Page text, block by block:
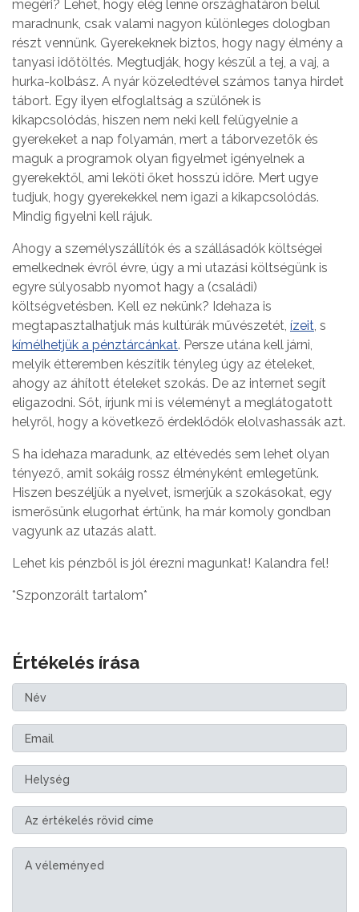
megéri? Lehet, hogy elég lenne országhatáron belül
maradnunk, csak valami nagyon különleges dologban
részt vennünk. Gyerekeknek biztos, hogy nagy élmény a
tanyasi időtöltés. Megtudják, hogy készül a tej, a vaj, a
hurka-kolbász. A nyár közeledtével számos tanya hirdet
tábort. Egy ilyen elfoglaltság a szülőnek is
kikapcsolódás, hiszen nem neki kell felügyelnie a
gyerekeket a nap folyamán, mert a táborvezetők és
maguk a programok olyan figyelmet igényelnek a
gyerekektől, ami leköti őket hosszú időre. Mert ugye
tudjuk, hogy gyerekekkel nem igazi a kikapcsolódás.
Mindig figyelni kell rájuk.
Ahogy a személyszállítók és a szállásadók költségei
emelkednek évről évre, úgy a mi utazási költségünk is
egyre súlyosabb nyomot hagy a (családi)
költségvetésben. Kell ez nekünk? Idehaza is
megtapasztalhatjuk más kultúrák művészetét, ízeit, s
kímélhetjük a pénztárcánkat. Persze utána kell járni,
melyik étteremben készítik tényleg úgy az ételeket,
ahogy az áhított ételeket szokás. De az internet segít
eligazodni. Sőt, írjunk mi is véleményt a meglátogatott
helyről, hogy a következő érdeklődők elolvashassák azt.
S ha idehaza maradunk, az eltévedés sem lehet olyan
tényező, amit sokáig rossz élményként emlegetünk.
Hiszen beszéljük a nyelvet, ismerjük a szokásokat, egy
ismerősünk elugorhat értünk, ha már komoly gondban
vagyunk az utazás alatt.
Lehet kis pénzből is jól érezni magunkat! Kalandra fel!
*Szponzorált tartalom*
Értékelés írása